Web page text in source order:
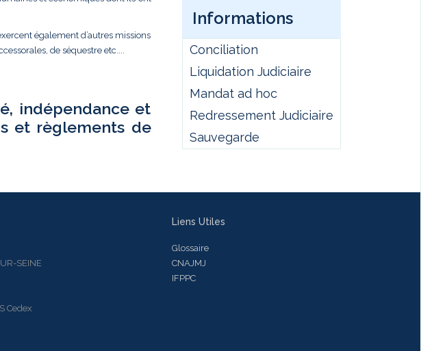
également d’autres missions
de séquestre etc....
indépendance et
et règlements de
Informations
Conciliation
Liquidation Judiciaire
Mandat ad hoc
Redressement Judiciaire
Sauvegarde
SEINE
Cedex
Liens Utiles
Glossaire
CNAJMJ
IFPPC